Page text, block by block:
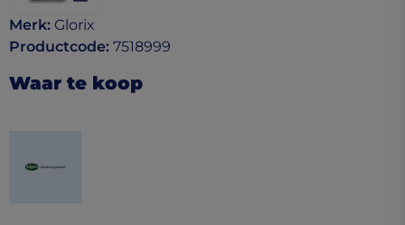
Merk: Glorix
Productcode: 7518999
Waar te koop